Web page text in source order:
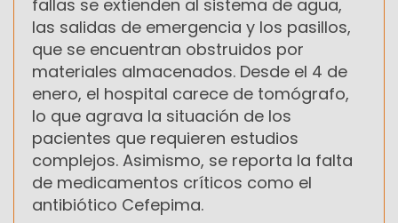
fallas se extienden al sistema de agua,
las salidas de emergencia y los pasillos,
que se encuentran obstruidos por
materiales almacenados. Desde el 4 de
enero, el hospital carece de tomógrafo,
lo que agrava la situación de los
pacientes que requieren estudios
complejos. Asimismo, se reporta la falta
de medicamentos críticos como el
antibiótico Cefepima.